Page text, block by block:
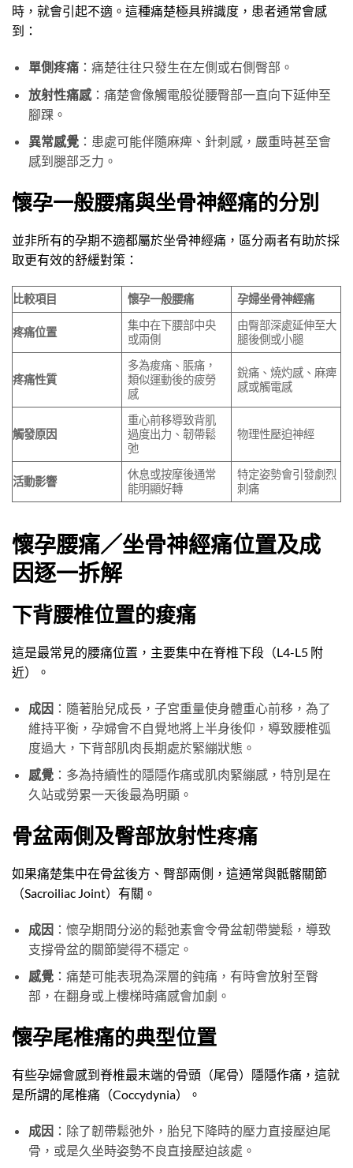
時，就會引起不適。這種痛楚極具辨識度，患者通常會感
到：
單側疼痛：痛楚往往只發生在左側或右側臀部。
放射性痛感：痛楚會像觸電般從腰臀部一直向下延伸至
腳踝。
異常感覺：患處可能伴隨麻痺、針刺感，嚴重時甚至會
感到腿部乏力。
懷孕一般腰痛與坐骨神經痛的分別
並非所有的孕期不適都屬於坐骨神經痛，區分兩者有助於採
取更有效的舒緩對策：
比較項目 懷孕一般腰痛 孕婦坐骨神經痛
疼痛位置
集中在下腰部中央
或兩側
由臀部深處延伸至大
腿後側或小腿
疼痛性質
多為痠痛、脹痛，
類似運動後的疲勞
感
銳痛、燒灼感、麻痺
感或觸電感
觸發原因
重心前移導致背肌
過度出力、韌帶鬆
弛
物理性壓迫神經
活動影響
休息或按摩後通常
能明顯好轉
特定姿勢會引發劇烈
刺痛
懷孕腰痛／坐骨神經痛位置及成
因逐一拆解
下背腰椎位置的痠痛
這是最常見的腰痛位置，主要集中在脊椎下段（L4-L5 附
近）。
成因 ：隨著胎兒成長，子宮重量使身體重心前移，為了
維持平衡，孕婦會不自覺地將上半身後仰，導致腰椎弧
度過大，下背部肌肉長期處於緊繃狀態。
感覺：多為持續性的隱隱作痛或肌肉緊繃感，特別是在
久站或勞累一天後最為明顯。
骨盆兩側及臀部放射性疼痛
如果痛楚集中在骨盆後方、臀部兩側，這通常與骶髂關節
（Sacroiliac Joint）有關。
成因 ：懷孕期間分泌的鬆弛素會令骨盆韌帶變鬆，導致
支撐骨盆的關節變得不穩定。
感覺：痛楚可能表現為深層的鈍痛，有時會放射至臀
部，在翻身或上樓梯時痛感會加劇。
懷孕尾椎痛的典型位置
有些孕婦會感到脊椎最末端的骨頭（尾骨）隱隱作痛，這就
是所謂的尾椎痛（Coccydynia）。
成因 ：除了韌帶鬆弛外，胎兒下降時的壓力直接壓迫尾
骨，或是久坐時姿勢不良直接壓迫該處。